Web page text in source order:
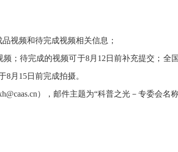
视频和待完成视频相关信息；
；待完成的视频可于8月12日前补充提交；全
月15日前完成拍摄。
），邮件主题为“科普之光－专委会名